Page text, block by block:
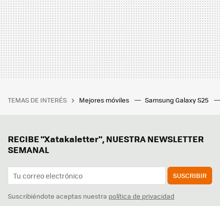
TEMAS DE INTERÉS Mejores móviles Samsung Galaxy S25
RECIBE "Xatakaletter", NUESTRA NEWSLETTER
SEMANAL
SUSCRIBIR
Suscribiéndote aceptas nuestra política de privacidad